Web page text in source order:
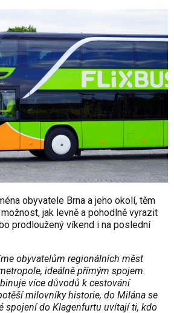
obyvatele Brna a jeho okolí, těm
jak levně a pohodlně vyrazit
prodloužený víkend i na poslední
obyvatelům regionálních měst
ideálně přímým spojem.
více důvodů k cestování
milovníky historie, do Milána se
spojení do Klagenfurtu uvítají ti, kdo